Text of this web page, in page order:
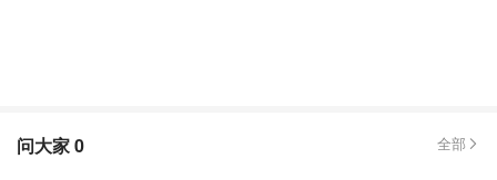
问大家0 全部